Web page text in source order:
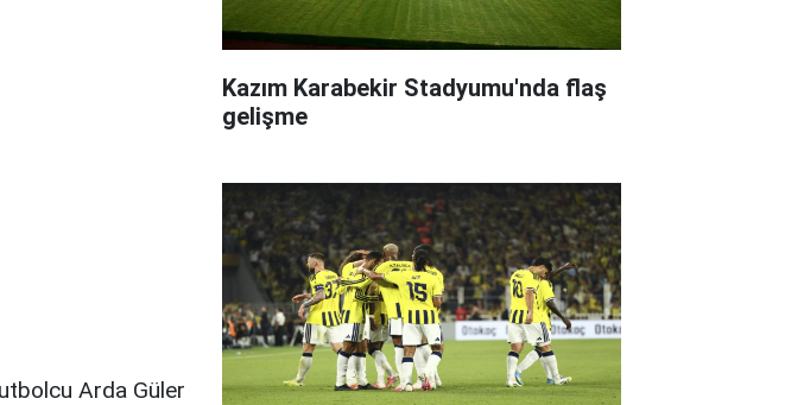
Arda Güler
Kazım Karabekir Stadyumu'nda flaş
gelişme